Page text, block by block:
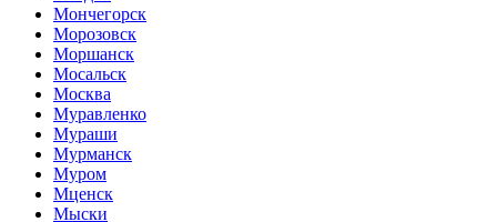
Мончегорск
Морозовск
Моршанск
Мосальск
Москва
Муравленко
Мураши
Мурманск
Муром
Мценск
Мыски